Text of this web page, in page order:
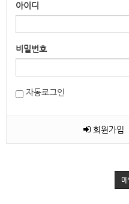
아이디
비밀번호
자동로그인
회원가입